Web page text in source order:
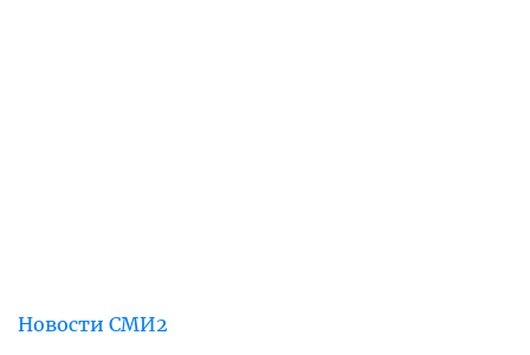
Новости СМИ2